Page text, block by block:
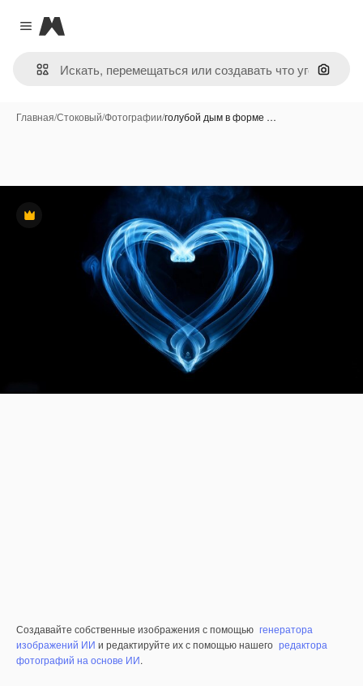
Close menu
Magnific
Поиск
Главная/Стоковый/Фотографии/голубой дым в форме …
Премиум
Создавайте собственные изображения с помощью генератора
изображений ИИ и редактируйте их с помощью нашего редактора
фотографий на основе ИИ.